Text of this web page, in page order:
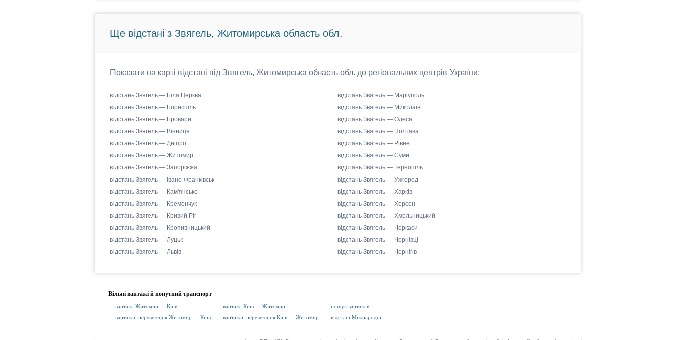
Ще відстані з Звягель, Житомирська область обл.
Показати на карті відстані від Звягель, Житомирська область обл. до регіональних центрів України:
відстань Звягель — Біла Церква
відстань Звягель — Бориспіль
відстань Звягель — Бровари
відстань Звягель — Вінниця
відстань Звягель — Дніпро
відстань Звягель — Житомир
відстань Звягель — Запоріжжя
відстань Звягель — Івано-Франківськ
відстань Звягель — Кам'янське
відстань Звягель — Кременчук
відстань Звягель — Кривий Ріг
відстань Звягель — Кропивницький
відстань Звягель — Луцьк
відстань Звягель — Львів
відстань Звягель — Маріуполь
відстань Звягель — Миколаїв
відстань Звягель — Одеса
відстань Звягель — Полтава
відстань Звягель — Рівне
відстань Звягель — Суми
відстань Звягель — Тернопіль
відстань Звягель — Ужгород
відстань Звягель — Харків
відстань Звягель — Херсон
відстань Звягель — Хмельницький
відстань Звягель — Черкаси
відстань Звягель — Чернівці
відстань Звягель — Чернігів
Вільні вантажі й попутний транспорт
вантажі Житомир — Київ вантажі Київ — Житомир
пошук вантажів
вантажні перевезення Житомир — Київ
вантажні перевезення Київ — Житомир відстані Міжнародні